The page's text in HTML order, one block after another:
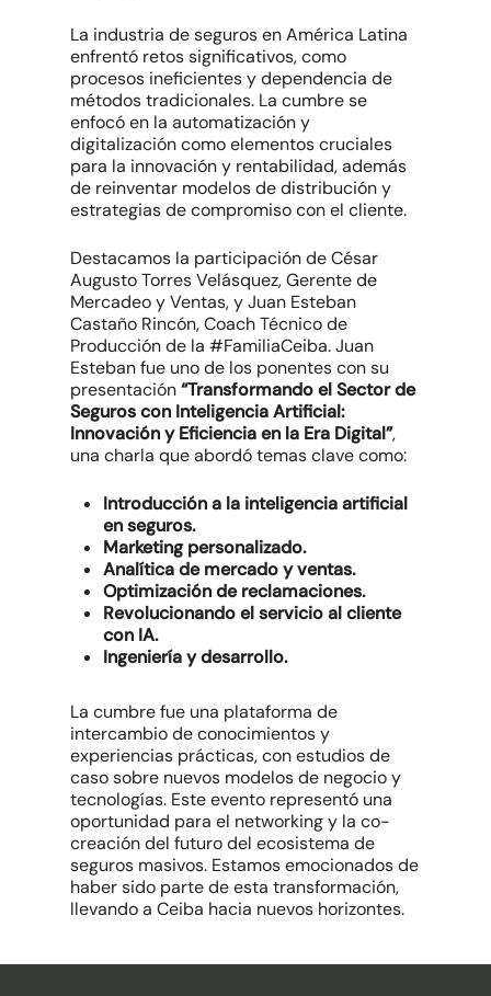
La industria de seguros en América Latina
enfrentó retos significativos, como
procesos ineficientes y dependencia de
métodos tradicionales. La cumbre se
enfocó en la automatización y
digitalización como elementos cruciales
para la innovación y rentabilidad, además
de reinventar modelos de distribución y
estrategias de compromiso con el cliente.
Destacamos la participación de César
Augusto Torres Velásquez, Gerente de
Mercadeo y Ventas, y Juan Esteban
Castaño Rincón, Coach Técnico de
Producción de la #FamiliaCeiba. Juan
Esteban fue uno de los ponentes con su
presentación“Transformando el Sector de
Seguros con Inteligencia Artificial:
Innovación y Eficiencia en la Era Digital”,
una charla que abordó temas clave como:
Introducción a la inteligencia artificial
en seguros.
Marketing personalizado.
Analítica de mercado y ventas.
Optimización de reclamaciones.
Revolucionando el servicio al cliente
con IA.
Ingeniería y desarrollo.
La cumbre fue una plataforma de
intercambio de conocimientos y
experiencias prácticas, con estudios de
caso sobre nuevos modelos de negocio y
tecnologías. Este evento representó una
oportunidad para el networking y la co-
creación del futuro del ecosistema de
seguros masivos. Estamos emocionados de
haber sido parte de esta transformación,
llevando a Ceiba hacia nuevos horizontes.